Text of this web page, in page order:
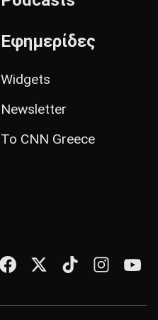
Εφημερίδες
Widgets
Newsletter
Το CNN Greece